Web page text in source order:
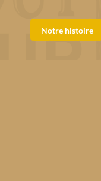
Notre histoire